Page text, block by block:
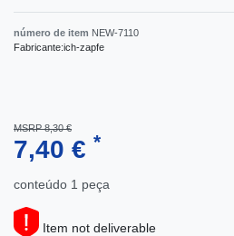
número de item NEW-7110
Fabricante:ich-zapfe
MSRP 8,30 €
7,40 € *
conteúdo 1 peça
Item not deliverable